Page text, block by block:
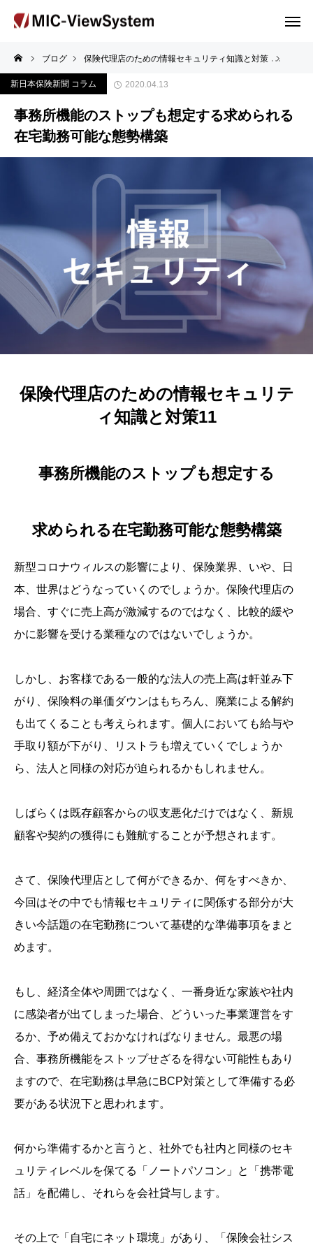
ブログ 保険代理店のための情報セキュリティ知識と対策
新日本保険新聞 コラム 2020.04.13
事務所機能のストップも想定する求められる
在宅勤務可能な態勢構築
保険代理店のための情報セキュリテ
ィ知識と対策11
事務所機能のストップも想定する
求められる在宅勤務可能な態勢構築
新型コロナウィルスの影響により、保険業界、いや、日
本、世界はどうなっていくのでしょうか。保険代理店の
場合、すぐに売上高が激減するのではなく、比較的緩や
かに影響を受ける業種なのではないでしょうか。
しかし、お客様である一般的な法人の売上高は軒並み下
がり、保険料の単価ダウンはもちろん、廃業による解約
も出てくることも考えられます。個人においても給与や
手取り額が下がり、リストラも増えていくでしょうか
ら、法人と同様の対応が迫られるかもしれません。
しばらくは既存顧客からの収支悪化だけではなく、新規
顧客や契約の獲得にも難航することが予想されます。
さて、保険代理店として何ができるか、何をすべきか、
今回はその中でも情報セキュリティに関係する部分が大
きい今話題の在宅勤務について基礎的な準備事項をまと
めます。
もし、経済全体や周囲ではなく、一番身近な家族や社内
に感染者が出てしまった場合、どういった事業運営をす
るか、予め備えておかなければなりません。最悪の場
合、事務所機能をストップせざるを得ない可能性もあり
ますので、在宅勤務は早急にBCP対策として準備する必
要がある状況下と思われます。
何から準備するかと言うと、社外でも社内と同様のセキ
ュリティレベルを保てる「ノートパソコン」と「携帯電
話」を配備し、それらを会社貸与します。
その上で「自宅にネット環境」があり、「保険会社シス